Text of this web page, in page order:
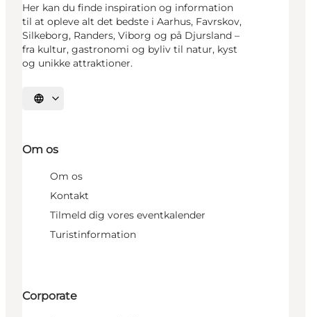
Her kan du finde inspiration og information
til at opleve alt det bedste i Aarhus, Favrskov,
Silkeborg, Randers, Viborg og på Djursland –
fra kultur, gastronomi og byliv til natur, kyst
og unikke attraktioner.
Vælg sprog
Om os
Om os
Kontakt
Tilmeld dig vores eventkalender
Turistinformation
Corporate